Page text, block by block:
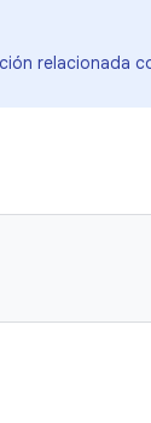
relacionada